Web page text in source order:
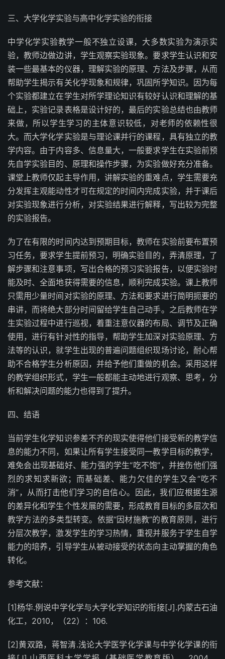
三、大学化学实验与高中化学实验的衔接
中学化学实验教学一般不独立设课，大多数实验为演示实
验，教师边做边讲，学生观察实验现象。要求学生认识和安
装一些最基本的仪器，理解实验的原理、方法及步骤，从而
帮助学生揭示有关化学现象和规律，巩固所学知识。因为每
个实验都建立在学生对所学理论知识有较好认识和理解的基
础上，实验记录表格是设计好的，最后的实验总结也由教师
来做，所以学生学习的主体意识较低，对老师的依赖性很
大。而大学化学实验是与理论课并行的课程，具有独立的教
学内容。由于内容多、信息量大，一般要求学生在实验前预
先自学实验目的、原理和操作步骤，为实验做好充分准备。
课堂上教师仅起主导作用，讲解实验的重难点，学生需要充
分发挥主观能动性才可在规定的时间内完成实验，并于课后
对实验现象进行分析，对实验结果进行解释，写出较为完整
的实验报告。
为了在有限的时间内达到预期目标，教师在实验前要布置预
习任务，要求学生提前预习，明确实验目的，弄清原理，了
解步骤和注意事项，写出合格的预习实验报告，以便实验时
能及时、全面地获得需要的信息，顺利完成实验。课上教师
只需用少量时间对实验的原理、方法和要求进行简明扼要的
串讲，而将绝大部分时间留给学生自己动手。之后教师在学
生实验过程中进行巡视，着重注意仪器的布局、调节及正确
使用，进行有针对性的指导，帮助学生加深对实验原理、方
法等的认识，就学生出现的普遍问题组织现场讨论，耐心帮
助不合格学生分析原因，并给予他们重做的机会。采用这样
的教学组织形式，学生一般都能主动地进行观察、思考，分
析和解决问题的能力也得到了提升。
四、结语
当前学生化学知识参差不齐的现实使得他们接受新的教学信
息的能力不同，如果让所有学生接受同一教学目标的教学，
难免会出现基础好、能力强的学生“吃不饱”，并挫伤他们强
烈的求知求新欲；而基础差、能力欠佳的学生又会“吃不
消”，从而打击他们学习的自信心。因此，我们应根据生源
的差异化和学生个性发展的需要，形成教育目标的多层次和
教学方法的多类型转变。依据“因材施教”的教育原则，进行
分层次教学，激发学生的学习热情，重视并服务于学生自学
能力的培养，引导学生从被动接受的状态向主动掌握的角色
转化。
参考文献：
[1]杨华.例说中学化学与大学化学知识的衔接[J].内蒙古石油
化工，2010，（22）：106.
[2]黄双路，蒋智清.浅论大学医学化学课与中学化学课的衔